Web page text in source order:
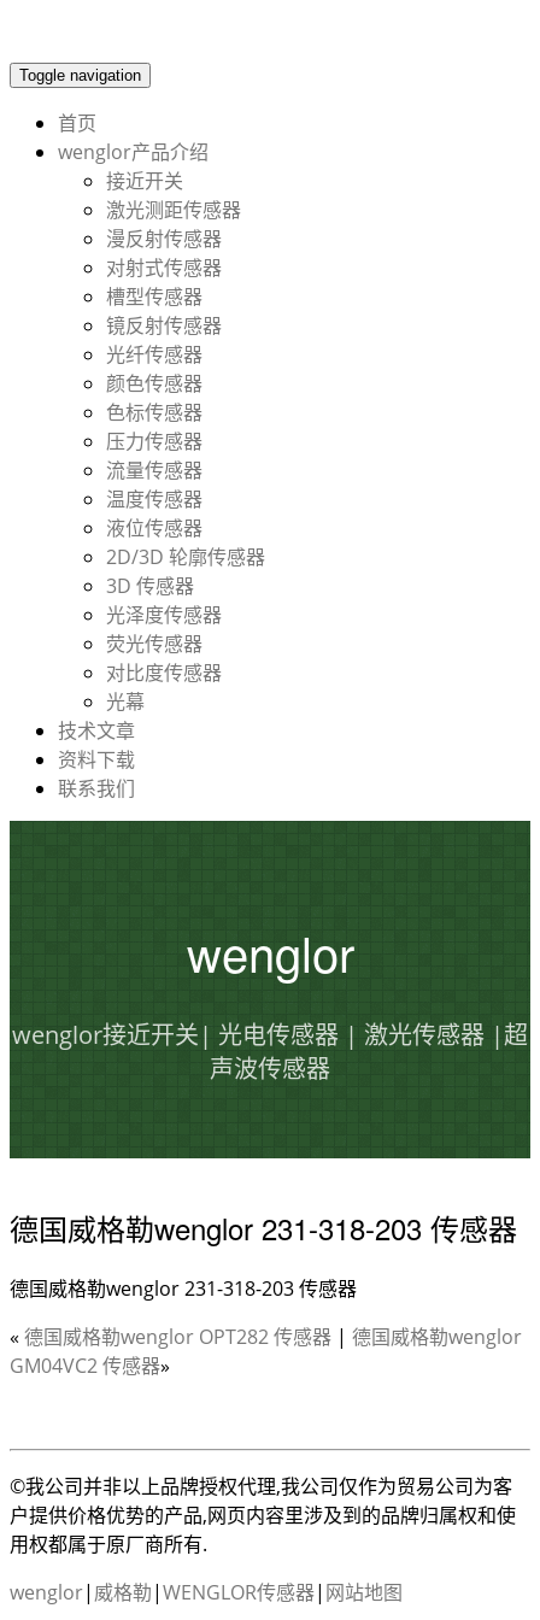
Toggle navigation
首页
wenglor产品介绍
接近开关
激光测距传感器
漫反射传感器
对射式传感器
槽型传感器
镜反射传感器
光纤传感器
颜色传感器
色标传感器
压力传感器
流量传感器
温度传感器
液位传感器
2D/3D 轮廓传感器
3D 传感器
光泽度传感器
荧光传感器
对比度传感器
光幕
技术文章
资料下载
联系我们
wenglor
wenglor接近开关| 光电传感器 | 激光传感器 |超
声波传感器
德国威格勒wenglor 231-318-203 传感器
德国威格勒wenglor 231-318-203 传感器
« 德国威格勒wenglor OPT282 传感器 | 德国威格勒wenglor
GM04VC2 传感器»
©我公司并非以上品牌授权代理,我公司仅作为贸易公司为客
户提供价格优势的产品,网页内容里涉及到的品牌归属权和使
用权都属于原厂商所有.
wenglor| 威格勒|WENGLOR传感器| 网站地图